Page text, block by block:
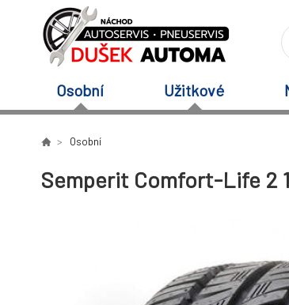
Osobní Užitkové
Osobní
Semperit Comfort-Life 2